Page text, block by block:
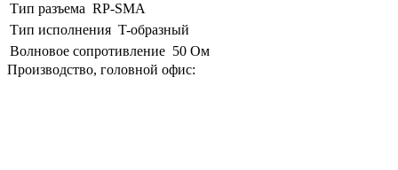
Тип разъема RP-SMA
Тип исполнения T-образный
Волновое сопротивление 50 Ом
Производство, головной офис: